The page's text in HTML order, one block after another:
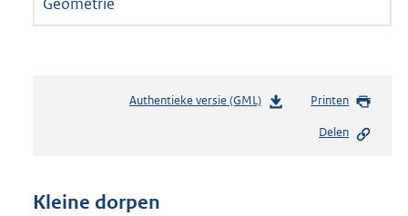
Geometrie
Authentieke versie (GML)b
Printen
Delen
Kleine dorpen